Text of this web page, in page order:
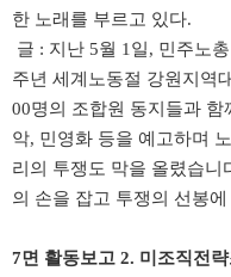
한 노래를 부르고 있다.
글 : 지난 5월 1일, 민주노
주년 세계노동절 강원지역
00명의 조합원 동지들과 함
악, 민영화 등을 예고하며
리의 투쟁도 막을 올렸습니
의 손을 잡고 투쟁의 선봉
7면 활동보고 2. 미조직전